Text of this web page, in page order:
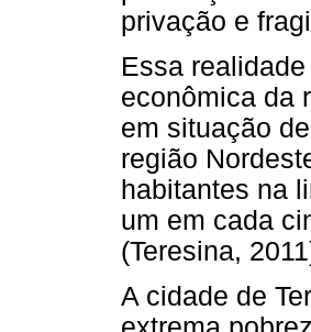
privação e
Essa
econômica da
em situação
região
habitantes na
um em cada
(Teresina,
A cidade de